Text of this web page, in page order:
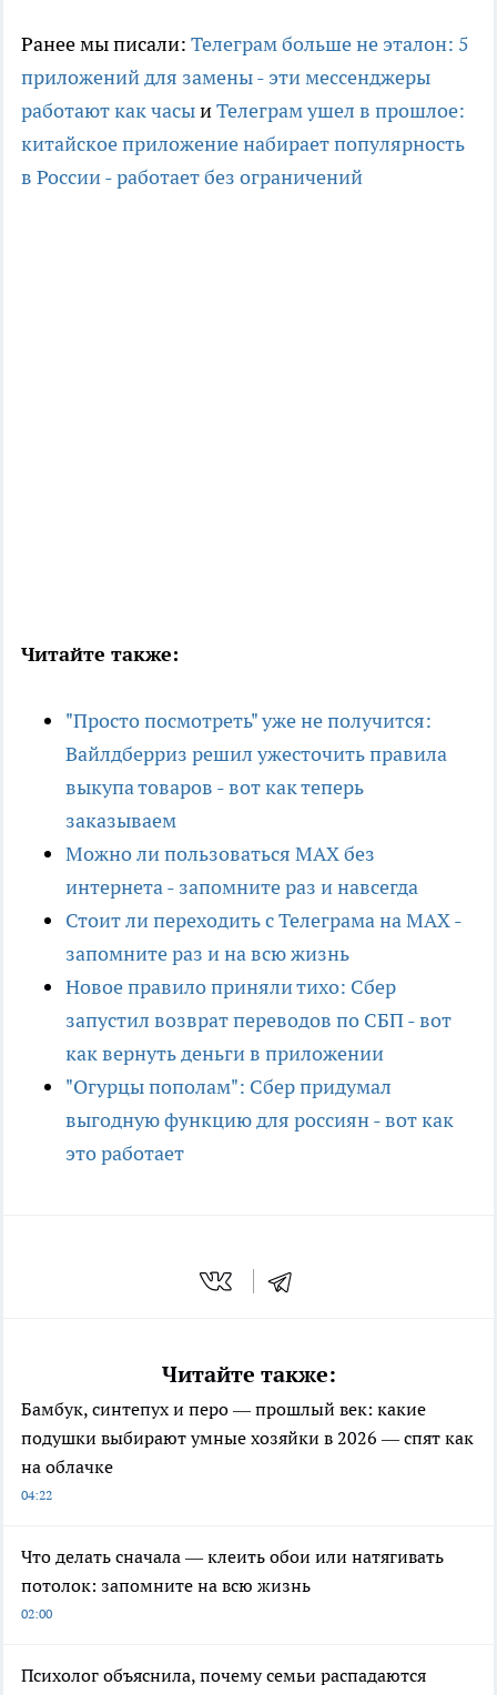
Ранее мы писали: Телеграм больше не эталон: 5
приложений для замены - эти мессенджеры
работают как часыиТелеграм ушел в прошлое:
китайское приложение набирает популярность
в России - работает без ограничений
Читайте также:
"Просто посмотреть" уже не получится:
Вайлдберриз решил ужесточить правила
выкупа товаров - вот как теперь
заказываем
Можно ли пользоваться MAX без
интернета - запомните раз и навсегда
Стоит ли переходить с Телеграма на MAX -
запомните раз и на всю жизнь
Новое правило приняли тихо: Сбер
запустил возврат переводов по СБП - вот
как вернуть деньги в приложении
"Огурцы пополам": Сбер придумал
выгодную функцию для россиян - вот как
это работает
Читайте также:
Бамбук, синтепух и перо — прошлый век: какие
подушки выбирают умные хозяйки в 2026 — спят как
на облачке
04:22
Что делать сначала — клеить обои или натягивать
потолок: запомните на всю жизнь
02:00
Психолог объяснила, почему семьи распадаются